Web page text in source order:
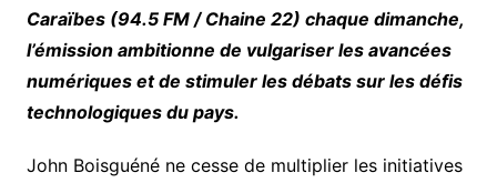
Caraïbes (94.5 FM / Chaine 22) chaque dimanche,
l’émission ambitionne de vulgariser les avancées
numériques et de stimuler les débats sur les défis
technologiques du pays.
John Boisguéné ne cesse de multiplier les initiatives